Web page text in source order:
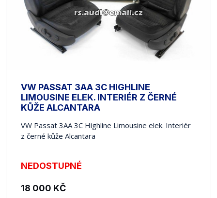
VW PASSAT 3AA 3C HIGHLINE
LIMOUSINE ELEK. INTERIÉR Z ČERNÉ
KŮŽE ALCANTARA
VW Passat 3AA 3C Highline Limousine elek. Interiér
z černé kůže Alcantara
NEDOSTUPNÉ
18 000 KČ